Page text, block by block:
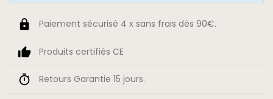
Paiement sécurisé 4 x sans frais dès 90€.
Produits certifiés CE
Retours Garantie 15 jours.